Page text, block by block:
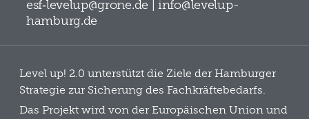
esf‑levelup@grone.de | info@levelup-
hamburg.de
Level up! 2.0 unterstützt die Ziele der Hamburger
Strategie zur Sicherung des Fachkräftebedarfs.
Das Projekt wird von der Europäischen Union und